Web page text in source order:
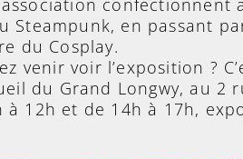
Steampunk, en passant
du Cosplay.
venir voir l’exposition ?
du Grand Longwy, au 2
12h et de 14h à 17h,